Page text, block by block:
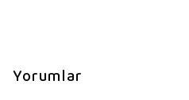
Yorumlar